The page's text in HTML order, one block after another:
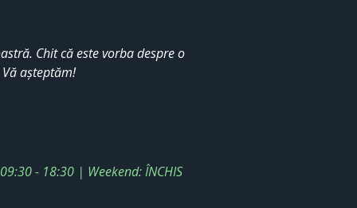
Chit că este vorba despre o
așteptăm!
- 18:30 | Weekend: ÎNCHIS